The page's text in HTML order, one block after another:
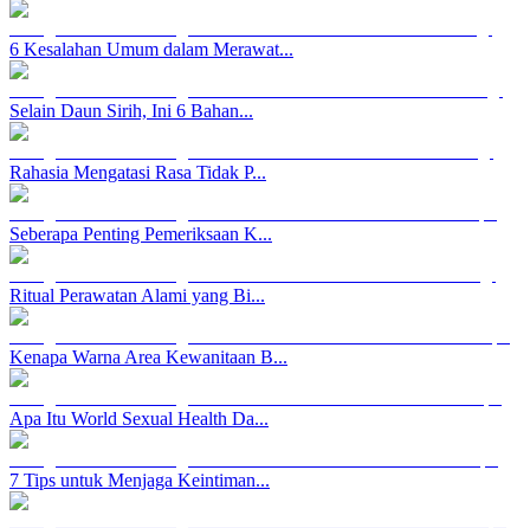
6 Kesalahan Umum dalam Merawat...
Selain Daun Sirih, Ini 6 Bahan...
Rahasia Mengatasi Rasa Tidak P...
Seberapa Penting Pemeriksaan K...
Ritual Perawatan Alami yang Bi...
Kenapa Warna Area Kewanitaan B...
Apa Itu World Sexual Health Da...
7 Tips untuk Menjaga Keintiman...